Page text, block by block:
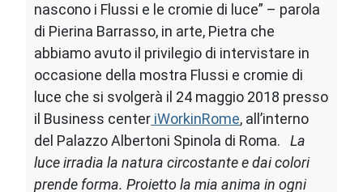
nascono i Flussi e le cromie di luce” – parola
di Pierina Barrasso, in arte, Pietra che
abbiamo avuto il privilegio di intervistare in
occasione della mostra Flussi e cromie di
luce che si svolgerà il 24 maggio 2018 presso
il Business center iWorkinRome, all’interno
del Palazzo Albertoni Spinola di Roma. La
luce irradia la natura circostante e dai colori
prende forma. Proietto la mia anima in ogni